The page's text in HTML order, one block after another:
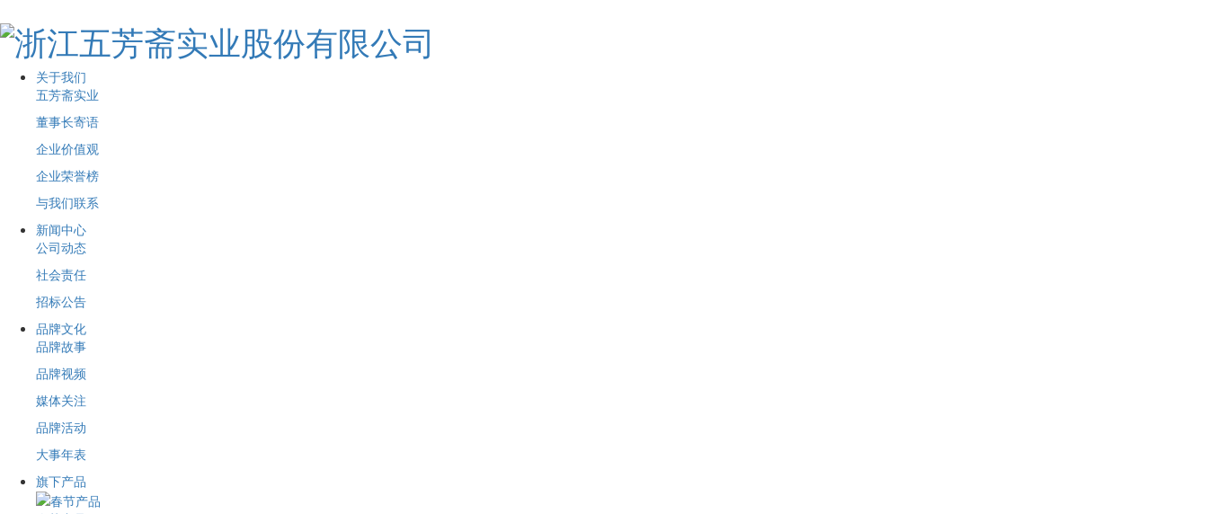
关于我们
五芳斋实业
董事长寄语
企业价值观
企业荣誉榜
与我们联系
新闻中心
公司动态
社会责任
招标公告
品牌文化
品牌故事
品牌视频
媒体关注
品牌活动
大事年表
旗下产品